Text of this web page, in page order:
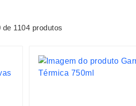
e Jogos
Kit Queijo
1104 produtos